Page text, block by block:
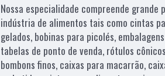
Nossa especialidade compreende
indústria de alimentos tais como cintas
gelados, bobinas para picolés,
tabelas de ponto de venda, rótulos
bombons finos, caixas para macarrão,